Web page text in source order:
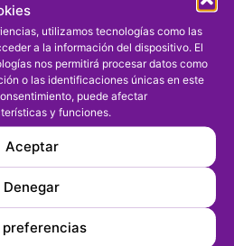
utilizamos tecnologías como las
a la información del dispositivo. El
nos permitirá procesar datos como
o las identificaciones únicas en este
puede afectar
y funciones.
Aceptar
Denegar
preferencias
del mundo
Sella Open
es reelegida
BC